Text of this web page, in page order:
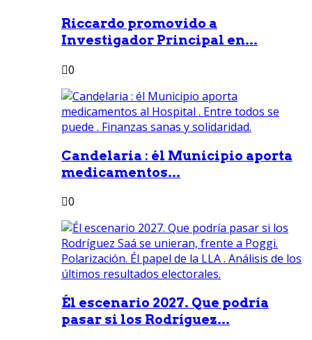
Riccardo promovido a
Investigador Principal en...
0
Candelaria : él Municipio aporta
medicamentos...
0
Él escenario 2027. Que podría
pasar si los Rodríguez...